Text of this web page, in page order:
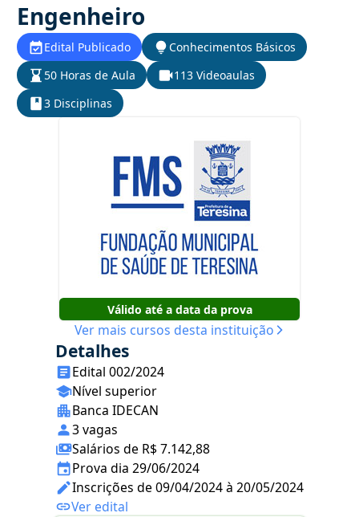
Engenheiro
Edital Publicado
Conhecimentos Básicos
50 Horas de Aula
113 Videoaulas
3 Disciplinas
Válido até a data da prova
Ver mais cursos desta instituição
Detalhes
Edital 002/2024
Nível superior
Banca IDECAN
3 vagas
Salários de R$ 7.142,88
Prova dia 29/06/2024
Inscrições de 09/04/2024 à 20/05/2024
Ver edital